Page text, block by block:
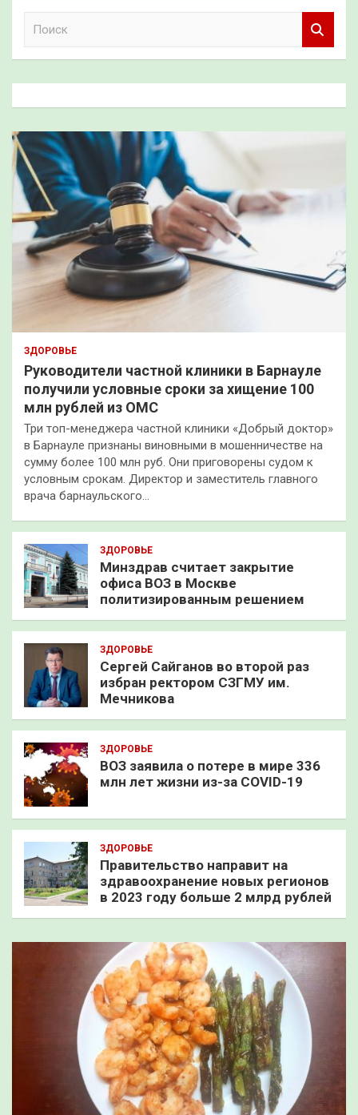
к
ЗДОРОВЬЕ
Руководители частной клиники в Барнауле
получили условные сроки за хищение 100
млн рублей из ОМС
Три топ-менеджера частной клиники «Добрый доктор»
в Барнауле признаны виновными в мошенничестве на
сумму более 100 млн руб. Они приговорены судом к
условным срокам. Директор и заместитель главного
врача барнаульского…
ЗДОРОВЬЕ
Минздрав считает закрытие
офиса ВОЗ в Москве
политизированным решением
ЗДОРОВЬЕ
Сергей Сайганов во второй раз
избран ректором СЗГМУ им.
Мечникова
ЗДОРОВЬЕ
ВОЗ заявила о потере в мире 336
млн лет жизни из-за COVID-19
ЗДОРОВЬЕ
Правительство направит на
здравоохранение новых регионов
в 2023 году больше 2 млрд рублей